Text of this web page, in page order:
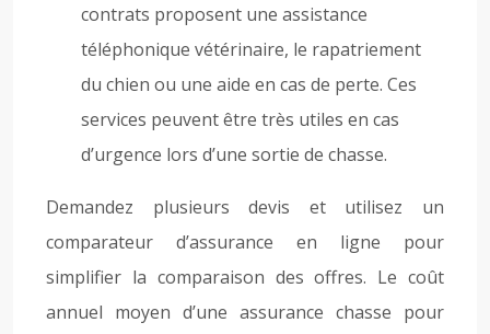
contrats proposent une assistance
téléphonique vétérinaire, le rapatriement
du chien ou une aide en cas de perte. Ces
services peuvent être très utiles en cas
d’urgence lors d’une sortie de chasse.
Demandez plusieurs devis et utilisez un
comparateur d’assurance en ligne pour
simplifier la comparaison des offres. Le coût
annuel moyen d’une assurance chasse pour